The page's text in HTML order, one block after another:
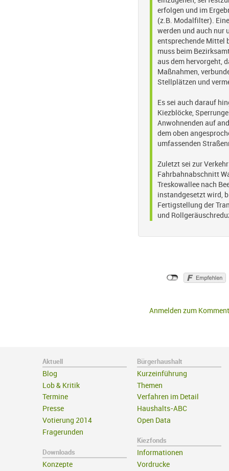
erfolgen und im
(z.B. Modalfilter).
werden und auch nur
entsprechende Mittel
muss beim
aus dem hervorgeht,
Maßnahmen,
Stellplätzen und
Es sei auch darauf
Kiezblöcke,
Anwohnenden auf
dem oben
umfassenden
Zuletzt sei zur
Fahrbahnabschnitt
Treskowallee nach
instandgesetzt wird,
Fertigstellung der
und
Anmelden zum
Aktuell
Blog
Lob & Kritik
Termine
Presse
Votierung 2014
Fragerunden
Downloads
Konzepte
Bürgerhaushalt
Kurzeinführung
Themen
Verfahren im Detail
Haushalts-ABC
Open Data
Kiezfonds
Informationen
Vordrucke